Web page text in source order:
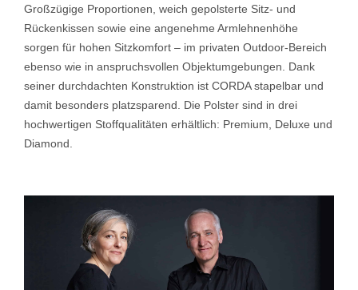
Großzügige Proportionen, weich gepolsterte Sitz- und
Rückenkissen sowie eine angenehme Armlehnenhöhe
sorgen für hohen Sitzkomfort – im privaten Outdoor-Bereich
ebenso wie in anspruchsvollen Objektumgebungen. Dank
seiner durchdachten Konstruktion ist CORDA stapelbar und
damit besonders platzsparend. Die Polster sind in drei
hochwertigen Stoffqualitäten erhältlich: Premium, Deluxe und
Diamond.